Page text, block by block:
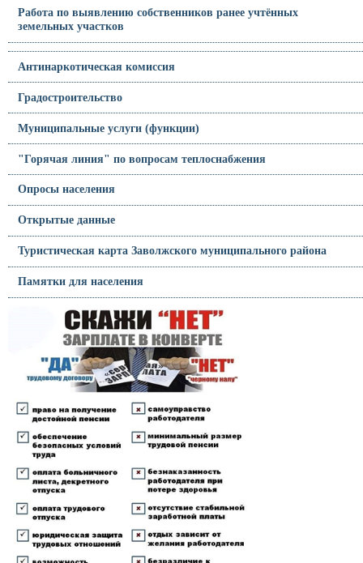
Работа по выявлению собственников ранее учтённых
земельных участков
Антинаркотическая комиссия
Градостроительство
Муниципальные услуги (функции)
"Горячая линия" по вопросам теплоснабжения
Опросы населения
Открытые данные
Туристическая карта Заволжского муниципального района
Памятки для населения